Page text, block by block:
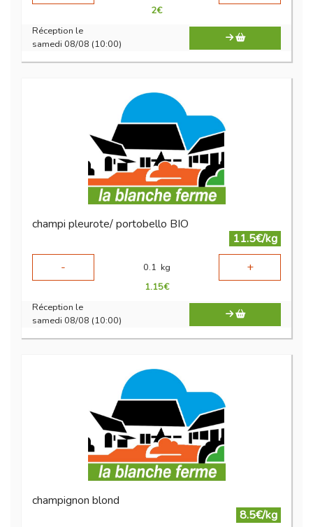
2€
Réception le
samedi 08/08 (10:00)
champi pleurote/ portobello BIO
11.5€/kg
-
0.1 kg +
1.15€
Réception le
samedi 08/08 (10:00)
champignon blond
8.5€/kg